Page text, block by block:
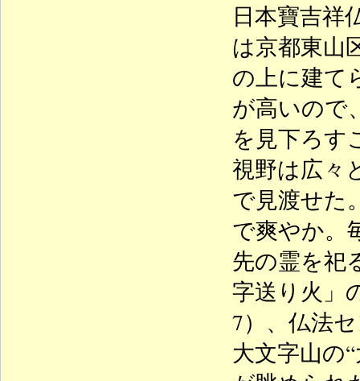
日本寶吉祥
は京都東山
の上に建て
が高いので
を見下ろす
視野は広々
で見渡せた
で爽やか。
先の霊を祀
字送り火」
7）、仏法
大文字山の